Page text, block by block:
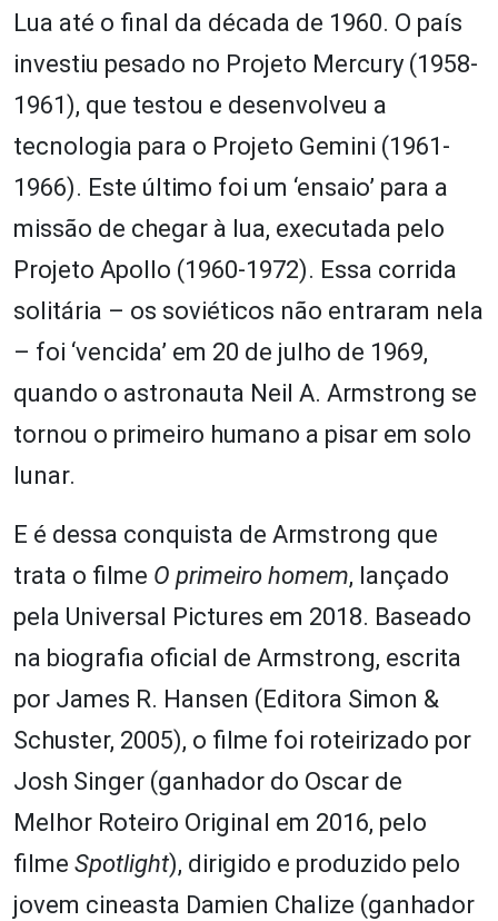
Lua até o final da década de 1960. O país
investiu pesado no Projeto Mercury (1958-
1961), que testou e desenvolveu a
tecnologia para o Projeto Gemini (1961-
1966). Este último foi um ‘ensaio’ para a
missão de chegar à lua, executada pelo
Projeto Apollo (1960-1972). Essa corrida
solitária – os soviéticos não entraram nela
– foi ‘vencida’ em 20 de julho de 1969,
quando o astronauta Neil A. Armstrong se
tornou o primeiro humano a pisar em solo
lunar.
E é dessa conquista de Armstrong que
trata o filme O primeiro homem, lançado
pela Universal Pictures em 2018. Baseado
na biografia oficial de Armstrong, escrita
por James R. Hansen (Editora Simon &
Schuster, 2005), o filme foi roteirizado por
Josh Singer (ganhador do Oscar de
Melhor Roteiro Original em 2016, pelo
filme Spotlight), dirigido e produzido pelo
jovem cineasta Damien Chalize (ganhador